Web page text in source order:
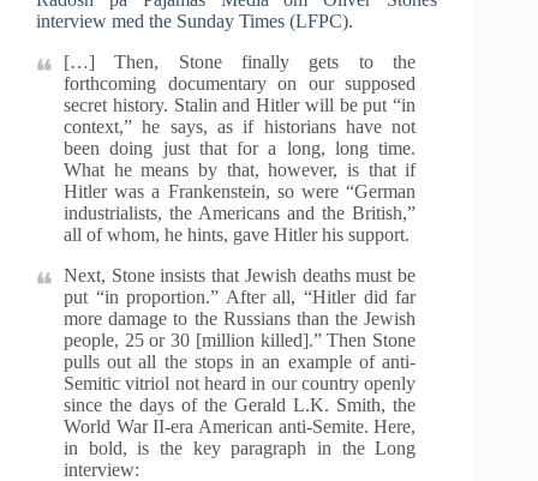
interview med the Sunday Times (LFPC).
[…] Then, Stone finally gets to the
forthcoming documentary on our supposed
secret history. Stalin and Hitler will be put “in
context,” he says, as if historians have not
been doing just that for a long, long time.
What he means by that, however, is that if
Hitler was a Frankenstein, so were “German
industrialists, the Americans and the British,”
all of whom, he hints, gave Hitler his support.
Next, Stone insists that Jewish deaths must be
put “in proportion.” After all, “Hitler did far
more damage to the Russians than the Jewish
people, 25 or 30 [million killed].” Then Stone
pulls out all the stops in an example of anti-
Semitic vitriol not heard in our country openly
since the days of the Gerald L.K. Smith, the
World War II-era American anti-Semite. Here,
in bold, is the key paragraph in the Long
interview: